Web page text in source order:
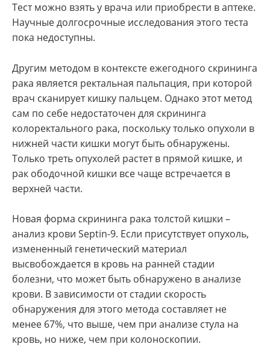
Тест можно взять у врача или приобрести в аптеке.
Научные долгосрочные исследования этого теста
пока недоступны.
Другим методом в контексте ежегодного скрининга
рака является ректальная пальпация, при которой
врач сканирует кишку пальцем. Однако этот метод
сам по себе недостаточен для скрининга
колоректального рака, поскольку только опухоли в
нижней части кишки могут быть обнаружены.
Только треть опухолей растет в прямой кишке, и
рак ободочной кишки все чаще встречается в
верхней части.
Новая форма скрининга рака толстой кишки –
анализ крови Septin-9. Если присутствует опухоль,
измененный генетический материал
высвобождается в кровь на ранней стадии
болезни, что может быть обнаружено в анализе
крови. В зависимости от стадии скорость
обнаружения для этого метода составляет не
менее 67%, что выше, чем при анализе стула на
кровь, но ниже, чем при колоноскопии.